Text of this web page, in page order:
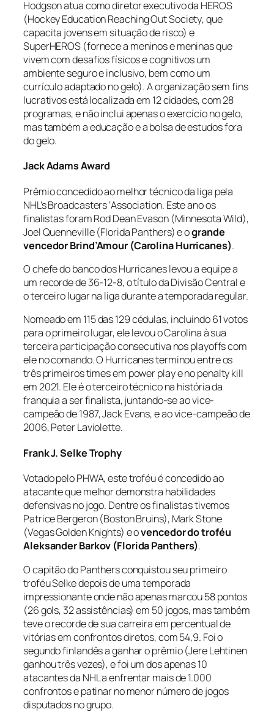
Hodgson atua como diretor executivo da HEROS
(Hockey Education Reaching Out Society, que
capacita jovens em situação de risco) e
SuperHEROS (fornece a meninos e meninas que
vivem com desafios físicos e cognitivos um
ambiente seguro e inclusivo, bem como um
currículo adaptado no gelo). A organização sem fins
lucrativos está localizada em 12 cidades, com 28
programas, e não inclui apenas o exercício no gelo,
mas também a educação e a bolsa de estudos fora
do gelo.
Jack Adams Award
Prêmio concedido ao melhor técnico da liga pela
NHL’s Broadcasters ‘Association. Este ano os
finalistas foram Rod Dean Evason (Minnesota Wild),
Joel Quenneville (Florida Panthers) e ogrande
vencedor Brind’Amour (Carolina Hurricanes).
O chefe do banco dos Hurricanes levou a equipe a
um recorde de 36-12-8, o título da Divisão Central e
o terceiro lugar na liga durante a temporada regular.
Nomeado em 115 das 129 cédulas, incluindo 61 votos
para o primeiro lugar, ele levou o Carolina à sua
terceira participação consecutiva nos playoffs com
ele no comando. O Hurricanes terminou entre os
três primeiros times em power playe nopenalty kill
em 2021. Ele é o terceiro técnico na história da
franquia a ser finalista, juntando-se ao vice-
campeão de 1987, Jack Evans, e ao vice-campeão de
2006, Peter Laviolette.
Frank J. Selke Trophy
Votado pelo PHWA, este troféu é concedido ao
atacante que melhor demonstra habilidades
defensivas no jogo. Dentre os finalistas tivemos
Patrice Bergeron (Boston Bruins), Mark Stone
(Vegas Golden Knights) e ovencedor do troféu
Aleksander Barkov (Florida Panthers).
O capitão do Panthers conquistou seu primeiro
troféu Selke depois de uma temporada
impressionante onde não apenas marcou 58 pontos
(26 gols, 32 assistências) em 50 jogos, mas também
teve o recorde de sua carreira em percentual de
vitórias em confrontos diretos, com 54,9. Foi o
segundo finlandês a ganhar o prêmio (Jere Lehtinen
ganhou três vezes), e foi um dos apenas 10
atacantes da NHL a enfrentar mais de 1.000
confrontos e patinar no menor número de jogos
disputados no grupo.